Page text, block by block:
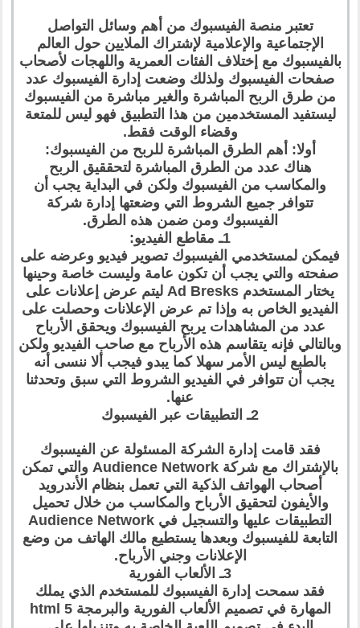
تعتبر منصة الفيسبوك من أهم وسائل التواصل
الإجتماعية والإعلامية لإشتراك الملايين حول العالم
بالفيسبوك مع إختلاف الفئات العمرية واللهجات لأصحاب
صفحات الفيسبوك ولذلك وضعت إدارة الفيسبوك عدد
من طرق الربح المباشرة والغير مباشرة من الفيسبوك
ليستفيد المستخدمين من هذا التطبيق فهو ليس للمتعة
وقضاء الوقت فقط.
أولا: أهم الطرق المباشرة للربح من الفيسبوك:
هناك عدد من الطرق المباشرة لتحققيق الربح
والمكاسب من الفيسبوك ولكن في البداية يجب أن
تتوافر جميع الشروط التي وضعتها إدارة شركة
الفيسبوك ومن ضمن هذه الطرق.
1ـ مقاطع الفيديو:
فيمكن لمستخدمي الفيسبوك تصوير فيديو وعرضه على
صفحته والتي يجب أن تكون عامة وليست خاصة وحينها
يختار المستخدم Ad Bresks ليتم عرض إعلانات على
الفيديو الخاص به وإذا تم عرض الإعلانات وحصلت على
عدد من المشاهدات يربح الفيسبوك ويحقق الأرباح
وبالتالي فإنه يتقاسم هذه الأرباح مع صاحب الفيديو ولكن
بالطبع ليس الأمر سهلا كما يبدو فيجب ألا ننسى أنه
يجب أن تتوافر في الفيديو الشروط التي سبق وتحدثنا
عنها.
2ـ التطبيقات عبر الفيسبوك
فقد قامت إدارة الشركة المسئولة عن الفيسبوك
بالإشتراك مع شركة Audience Network والتي تمكن
أصحاب الهواتف الذكية التي تعمل بنظام الأندرويد
والأيفون لتحقيق الأرباح والمكاسب من خلال تحميل
التطبيقات عليها والتسجيل في Audience Network
التابعة للفيسبوك وبعدها يستطيع مالك الهاتف من وضع
الإعلانات وجني الأرباح.
3ـ الألعاب الفورية
فقد سمحت إدارة الفيسبوك للمستخدم الذي يملك
المهارة في تصميم الألعاب الفورية والبرمجة html 5